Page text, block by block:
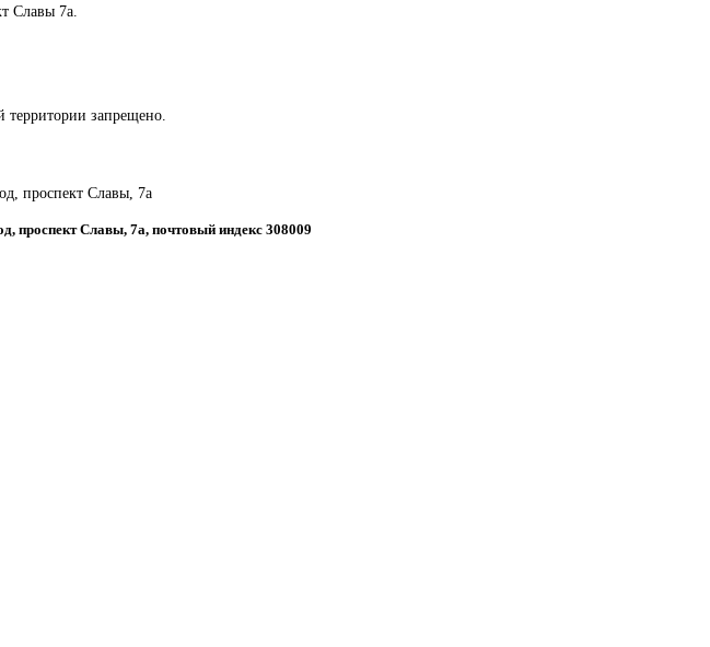
Славы 7а.
территории запрещено.
проспект Славы, 7а
проспект Славы, 7а, почтовый индекс 308009